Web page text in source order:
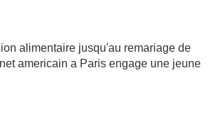
alimentaire jusqu'au remariage de
americain a Paris engage une jeune